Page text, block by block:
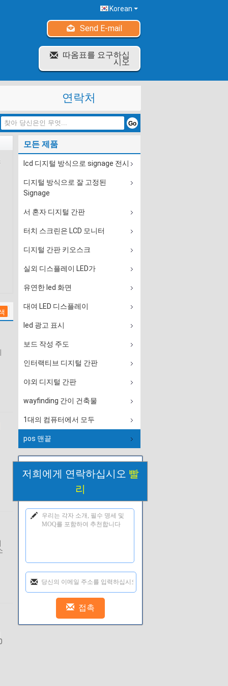
Korean
Send E-mail
따옴표를 요구하십
시오
연락처
모든 제품
lcd 디지털 방식으로 signage 전시
디지털 방식으로 잘 고정된
Signage
서 혼자 디지털 간판
터치 스크린은 LCD 모니터
디지털 간판 키오스크
실외 디스플레이 LED가
유연한 led 화면
대여 LED 디스플레이
led 광고 표시
보드 작성 주도
인터랙티브 디지털 간판
야외 디지털 간판
wayfinding 간이 건축물
1대의 컴퓨터에서 모두
pos 맨끝
저희에게 연락하십시오 빨
리